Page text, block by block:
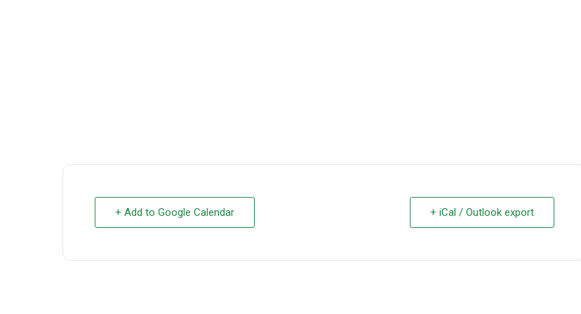
+ Add to Google Calendar + iCal / Outlook export